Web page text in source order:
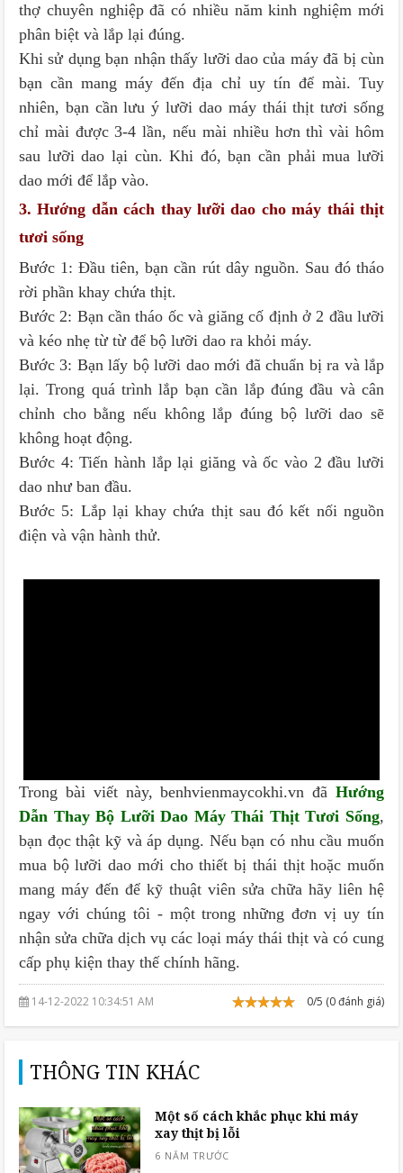
thợ chuyên nghiệp đã có nhiều năm kinh nghiệm mới
phân biệt và lắp lại đúng.
Khi sử dụng bạn nhận thấy lưỡi dao của máy đã bị cùn
bạn cần mang máy đến địa chỉ uy tín để mài. Tuy
nhiên, bạn cần lưu ý lưỡi dao máy thái thịt tươi sống
chỉ mài được 3-4 lần, nếu mài nhiều hơn thì vài hôm
sau lưỡi dao lại cùn. Khi đó, bạn cần phải mua lưỡi
dao mới để lắp vào.
3. Hướng dẫn cách thay lưỡi dao cho máy thái thịt
tươi sống
Bước 1: Đầu tiên, bạn cần rút dây nguồn. Sau đó tháo
rời phần khay chứa thịt.
Bước 2: Bạn cần tháo ốc và giăng cố định ở 2 đầu lưỡi
và kéo nhẹ từ từ để bộ lưỡi dao ra khỏi máy.
Bước 3: Bạn lấy bộ lưỡi dao mới đã chuẩn bị ra và lắp
lại. Trong quá trình lắp bạn cần lắp đúng đầu và cân
chỉnh cho bằng nếu không lắp đúng bộ lưỡi dao sẽ
không hoạt động.
Bước 4: Tiến hành lắp lại giăng và ốc vào 2 đầu lưỡi
dao như ban đầu.
Bước 5: Lắp lại khay chứa thịt sau đó kết nối nguồn
điện và vận hành thử.
Trong bài viết này, benhvienmaycokhi.vn đã Hướng
Dẫn Thay Bộ Lưỡi Dao Máy Thái Thịt Tươi Sống,
bạn đọc thật kỹ và áp dụng. Nếu bạn có nhu cầu muốn
mua bộ lưỡi dao mới cho thiết bị thái thịt hoặc muốn
mang máy đến để kỹ thuật viên sửa chữa hãy liên hệ
ngay với chúng tôi - một trong những đơn vị uy tín
nhận sửa chữa dịch vụ các loại máy thái thịt và có cung
cấp phụ kiện thay thế chính hãng.
14-12-2022 10:34:51 AM 0/5 (0 đánh giá)
THÔNG TIN KHÁC
Một số cách khắc phục khi máy
xay thịt bị lỗi